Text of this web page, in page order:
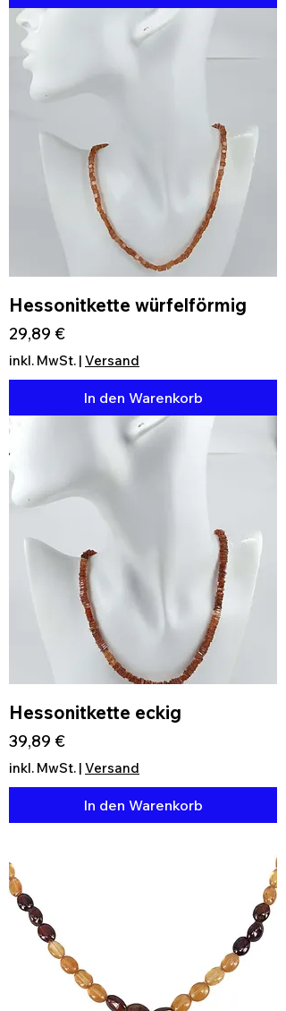
Hessonitkette würfelförmig
Preis
29,89 €
inkl. MwSt. | Versand
In den Warenkorb
Hessonitkette eckig
Preis
39,89 €
inkl. MwSt. | Versand
In den Warenkorb